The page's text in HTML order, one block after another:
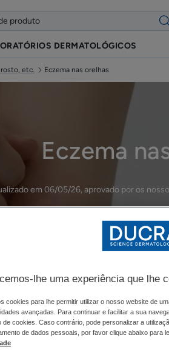
DERMATOLÓGICOS
rosto, etc. Eczema nas orelhas
Eczema
em 06/05/26, aprovado por os
Eczema corporal: mãos, pés,
O QUE CAUSA O
lugar, incluindo nas orelhas. O
lhe uma experiência que lhe
cookies para lhe permitir utilizar o nosso website de
avançadas. Para continuar e facilitar a sua
de cookies. Caso contrário, pode personalizar a
de dados pessoais, por favor clique abaixo para